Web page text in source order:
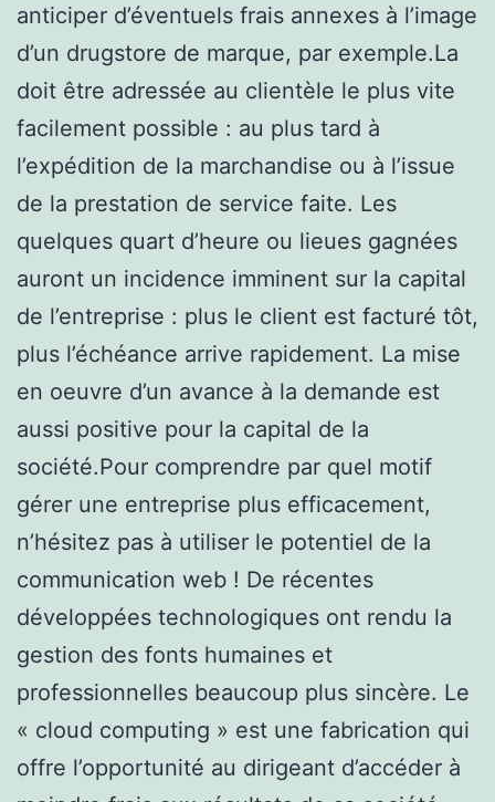
anticiper d’éventuels frais annexes à l’image
d’un drugstore de marque, par exemple.La
doit être adressée au clientèle le plus vite
facilement possible : au plus tard à
l’expédition de la marchandise ou à l’issue
de la prestation de service faite. Les
quelques quart d’heure ou lieues gagnées
auront un incidence imminent sur la capital
de l’entreprise : plus le client est facturé tôt,
plus l’échéance arrive rapidement. La mise
en oeuvre d’un avance à la demande est
aussi positive pour la capital de la
société.Pour comprendre par quel motif
gérer une entreprise plus efficacement,
n’hésitez pas à utiliser le potentiel de la
communication web ! De récentes
développées technologiques ont rendu la
gestion des fonts humaines et
professionnelles beaucoup plus sincère. Le
« cloud computing » est une fabrication qui
offre l’opportunité au dirigeant d’accéder à